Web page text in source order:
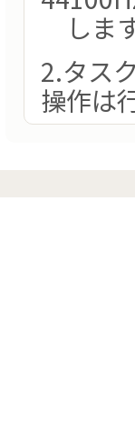
しま
2.タス
操作は